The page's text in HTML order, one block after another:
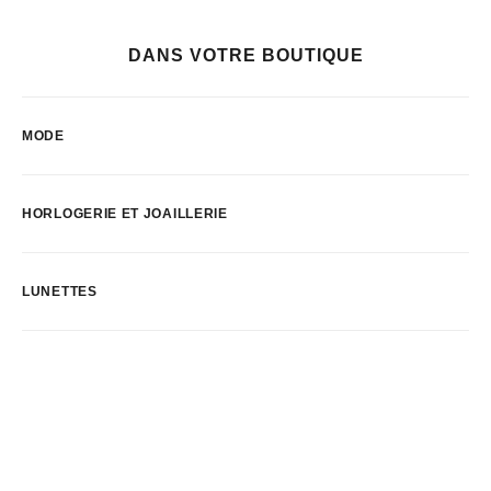
DANS VOTRE BOUTIQUE
MODE
HORLOGERIE ET JOAILLERIE
LUNETTES